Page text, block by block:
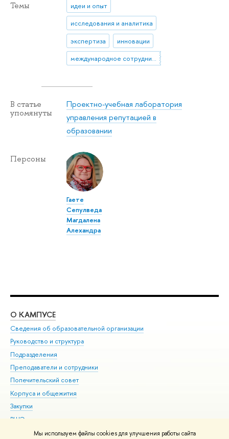
Мы используем файлы cookies для улучшения работы сайта
Темы
идеи и опыт
исследования и аналитика
экспертиза
инновации
международное сотрудничество
В статье
упомянуты
Проектно-учебная лаборатория
управления репутацией в
образовании
Персоны
Гаете
Сепулведа
Магдалена
Алехандра
О КАМПУСЕ
Сведения об образовательной организации
Руководство и структура
Подразделения
Преподаватели и сотрудники
Попечительский совет
Корпуса и общежития
Закупки
ВШЭ для студентов с ограниченными возможностями
здоровья и инвалидностью